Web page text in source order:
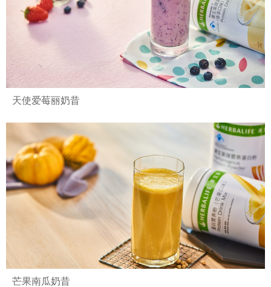
天使爱莓丽奶昔
芒果南瓜奶昔